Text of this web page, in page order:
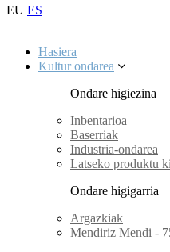
EU ES
Hasiera
Kultur ondarea
Ondare higiezina
Inbentarioa
Baserriak
Industria-ondarea
Latseko produktu
Ondare higigarria
Argazkiak
Mendiriz Mendi -